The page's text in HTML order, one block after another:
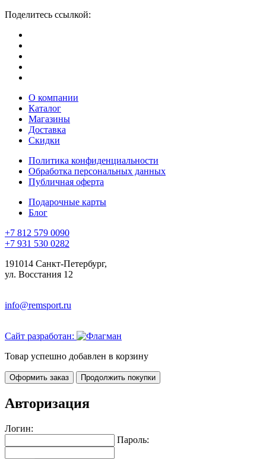
Поделитесь ссылкой:
О компании
Каталог
Магазины
Доставка
Скидки
Политика конфиденциальности
Обработка персональных данных
Публичная оферта
Подарочные карты
Блог
+7 812 579 0090
+7 931 530 0282
191014 Санкт-Петербург,
ул. Восстания 12
info@remsport.ru
Сайт разработан:
Товар успешно добавлен в корзину
Оформить заказ Продолжить покупки
Авторизация
Логин:
Пароль: